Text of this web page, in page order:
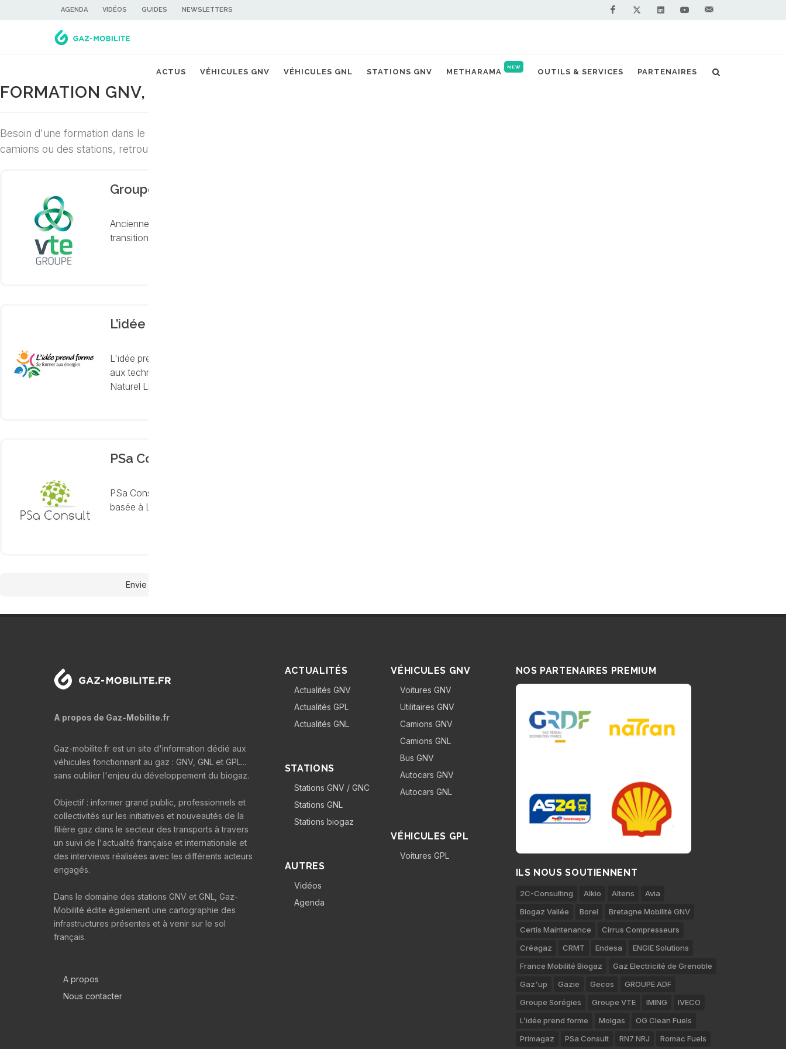
AGENDA VIDÉOS GUIDES NEWSLETTERS
ACTUS VÉHICULES GNV VÉHICULES GNL STATIONS GNV METHARAMA
NEW
OUTILS & SERVICES PARTENAIRES
FORMATION GNV, GNC, GNL : MAINTENANCE VÉHICULES ET STATIONS
Besoin d'une formation dans le domaine du gaz naturel pour véhicules (GNV). Maintenance des bus, des
camions ou des stations, retrouvez ci-dessous les différents organismes de formation partenaires.
Groupe VTE
Anciennement MCI, MCI inspections et GNC services, le Groupe VTE est engagé dans la
transition énergétique du transport routier, du transport de voyageurs et de la mobilité.
L’idée prend forme
L'idée prend forme (L'IPF) est un Centre d'expertises, de Conseil et de formations dédié
aux technologies liées à la basse et haute pression : GNV Gaz Naturel Véhicules, GNL Gaz
Naturel Liquéfié, biométhane, hydrogène, GPLc Gaz Pétrole Liquide carburant.
PSa Consult
PSa Consult est une entreprise française d'ingénierie et de conseil. Fondée en 2017 et
basée à Lyon, elle propose des formations ATEX et des contrôles CID.
Envie de figurer dans la liste de nos partenaires ?
A propos de Gaz-Mobilite.fr
Gaz-mobilite.fr est un site d'information dédié aux
véhicules fonctionnant au gaz : GNV, GNL et GPL...
sans oublier l'enjeu du développement du biogaz.
Objectif : informer grand public, professionnels et
collectivités sur les initiatives et nouveautés de la
filière gaz dans le secteur des transports à travers
un suivi de l'actualité française et internationale et
des interviews réalisées avec les différents acteurs
engagés.
Dans le domaine des stations GNV et GNL, Gaz-
Mobilité édite également une cartographie des
infrastructures présentes et à venir sur le sol
français.
A propos
Nous contacter
ACTUALITÉS
Actualités GNV
Actualités GPL
Actualités GNL
STATIONS
Stations GNV / GNC
Stations GNL
Stations biogaz
AUTRES
Vidéos
Agenda
VÉHICULES GNV
Voitures GNV
Utilitaires GNV
Camions GNV
Camions GNL
Bus GNV
Autocars GNV
Autocars GNL
VÉHICULES GPL
Voitures GPL
NOS PARTENAIRES PREMIUM
ILS NOUS SOUTIENNENT
2C-Consulting Alkio Altens
Avia
Biogaz Vallée
Borel
Bretagne Mobilité GNV
Certis Maintenance
Cirrus Compresseurs
Créagaz
CRMT Endesa
ENGIE Solutions
France Mobilité Biogaz
Gaz Electricité de Grenoble
Gaz'up
Gazie Gecos
GROUPE ADF
Groupe Sorégies
Groupe VTE IMING
IVECO
L’idée prend forme
Molgas
OG Clean Fuels
Primagaz
PSa Consult RN7 NRJ Romac Fuels